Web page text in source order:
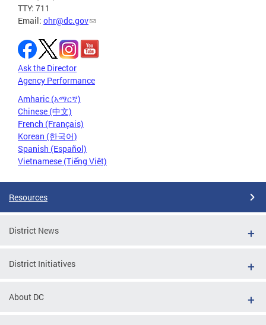
TTY: 711
Email: ohr@dc.gov
Ask the Director
Agency Performance
Amharic (አማርኛ)
Chinese (中文)
French (Français)
Korean (한국어)
Spanish (Español)
Vietnamese (Tiếng Việt)
Resources
District News
District Initiatives
About DC